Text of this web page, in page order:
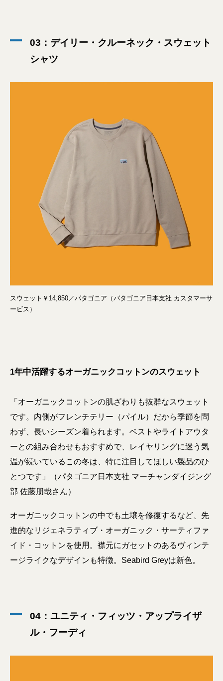
03：デイリー・クルーネック・スウェット
シャツ
スウェット￥14,850／パタゴニア（パタゴニア日本支社 カスタマーサ
ービス）
1年中活躍するオーガニックコットンのスウェット
「オーガニックコットンの肌ざわりも抜群なスウェット
です。内側がフレンチテリー（パイル）だから季節を問
わず、長いシーズン着られます。ベストやライトアウタ
ーとの組み合わせもおすすめで、レイヤリングに迷う気
温が続いているこの冬は、特に注目してほしい製品のひ
とつです」（パタゴニア日本支社 マーチャンダイジング
部 佐藤朋哉さん）
オーガニックコットンの中でも土壌を修復するなど、先
進的なリジェネラティブ・オーガニック・サーティファ
イド・コットンを使用。襟元にガセットのあるヴィンテ
ージライクなデザインも特徴。Seabird Greyは新色。
04：ユニティ・フィッツ・アップライザ
ル・フーディ